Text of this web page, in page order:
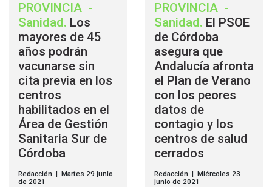
PROVINCIA -
Sanidad. Los
mayores de 45
años podrán
vacunarse sin
cita previa en los
centros
habilitados en el
Área de Gestión
Sanitaria Sur de
Córdoba
Redacción | Martes 29 junio
de 2021
PROVINCIA -
Sanidad. El PSOE
de Córdoba
asegura que
Andalucía afronta
el Plan de Verano
con los peores
datos de
contagio y los
centros de salud
cerrados
Redacción | Miércoles 23
junio de 2021